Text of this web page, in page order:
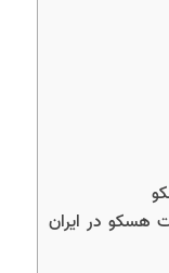
هسکو در ایران